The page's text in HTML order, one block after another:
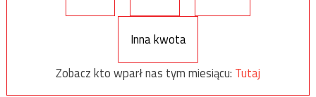
Inna kwota
Zobacz kto wparł nas tym miesiącu: Tutaj